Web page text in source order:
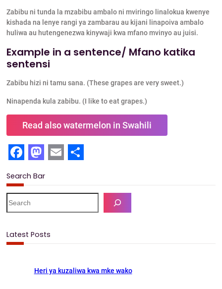
Zabibu ni tunda la mzabibu ambalo ni mviringo linalokua kwenye
kishada na lenye rangi ya zambarau au kijani linapoiva ambalo
huliwa au hutengenezwa kinywaji kwa mfano mvinyo au juisi.
Example in a sentence/ Mfano katika
sentensi
Zabibu hizi ni tamu sana. (These grapes are very sweet.)
Ninapenda kula zabibu. (I like to eat grapes.)
Read also watermelon in Swahili
a
c
e
b
o
a
s
t
o
d
o
n
m
a
i
l
h
a
r
Search Bar
e
c
Latest Posts
Heri ya kuzaliwa kwa mke wako